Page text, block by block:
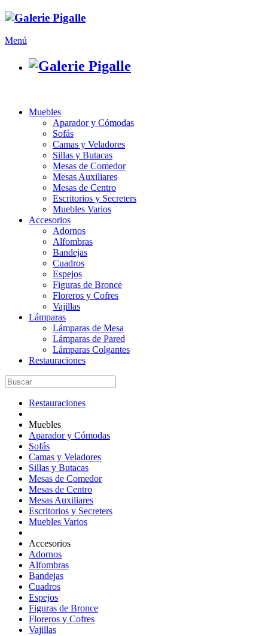
Menú
Muebles
Aparador y Cómodas
Sofás
Camas y Veladores
Sillas y Butacas
Mesas de Comedor
Mesas Auxiliares
Mesas de Centro
Escritorios y Secreters
Muebles Varios
Accesorios
Adornos
Alfombras
Bandejas
Cuadros
Espejos
Figuras de Bronce
Floreros y Cofres
Vajillas
Lámparas
Lámparas de Mesa
Lámparas de Pared
Lámparas Colgantes
Restauraciones
Restauraciones
Muebles
Aparador y Cómodas
Sofás
Camas y Veladores
Sillas y Butacas
Mesas de Comedor
Mesas de Centro
Mesas Auxiliares
Escritorios y Secreters
Muebles Varios
Accesorios
Adornos
Alfombras
Bandejas
Cuadros
Espejos
Figuras de Bronce
Floreros y Cofres
Vajillas